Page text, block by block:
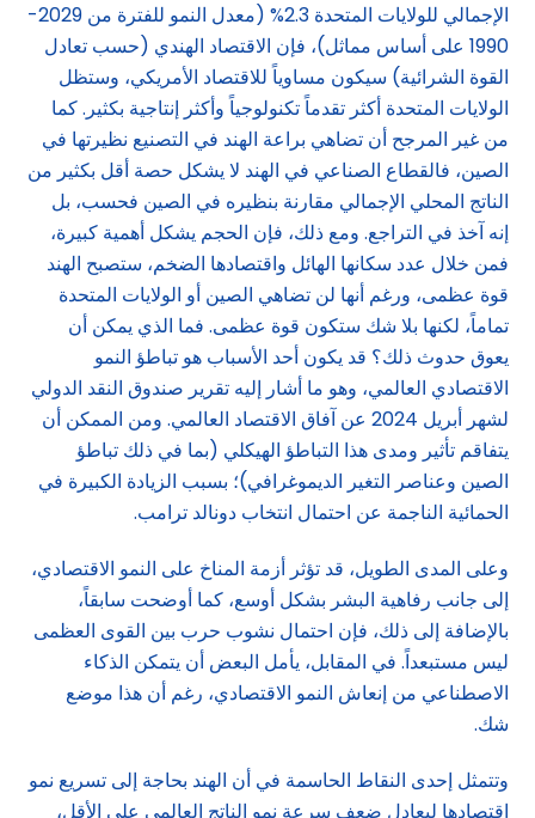
الإجمالي للولايات المتحدة 2.3% (معدل النمو للفترة من 2029-
1990 على أساس مماثل)، فإن الاقتصاد الهندي (حسب تعادل
القوة الشرائية) سيكون مساوياً للاقتصاد الأمريكي، وستظل
الولايات المتحدة أكثر تقدماً تكنولوجياً وأكثر إنتاجية بكثير. كما
من غير المرجح أن تضاهي براعة الهند في التصنيع نظيرتها في
الصين، فالقطاع الصناعي في الهند لا يشكل حصة أقل بكثير من
الناتج المحلي الإجمالي مقارنة بنظيره في الصين فحسب، بل
إنه آخذ في التراجع. ومع ذلك، فإن الحجم يشكل أهمية كبيرة،
فمن خلال عدد سكانها الهائل واقتصادها الضخم، ستصبح الهند
قوة عظمى، ورغم أنها لن تضاهي الصين أو الولايات المتحدة
تماماً، لكنها بلا شك ستكون قوة عظمى. فما الذي يمكن أن
يعوق حدوث ذلك؟ قد يكون أحد الأسباب هو تباطؤ النمو
الاقتصادي العالمي، وهو ما أشار إليه تقرير صندوق النقد الدولي
لشهر أبريل 2024 عن آفاق الاقتصاد العالمي. ومن الممكن أن
يتفاقم تأثير ومدى هذا التباطؤ الهيكلي (بما في ذلك تباطؤ
الصين وعناصر التغير الديموغرافي)؛ بسبب الزيادة الكبيرة في
الحمائية الناجمة عن احتمال انتخاب دونالد ترامب.
وعلى المدى الطويل، قد تؤثر أزمة المناخ على النمو الاقتصادي،
إلى جانب رفاهية البشر بشكل أوسع، كما أوضحت سابقاً،
بالإضافة إلى ذلك، فإن احتمال نشوب حرب بين القوى العظمى
ليس مستبعداً. في المقابل، يأمل البعض أن يتمكن الذكاء
الاصطناعي من إنعاش النمو الاقتصادي، رغم أن هذا موضع
شك.
وتتمثل إحدى النقاط الحاسمة في أن الهند بحاجة إلى تسريع نمو
اقتصادها ليعادل ضعف سرعة نمو الناتج العالمي على الأقل،